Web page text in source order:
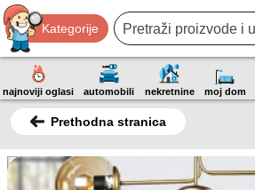
Kategorije
najnoviji oglasi automobili nekretnine moj dom
Prethodna stranica